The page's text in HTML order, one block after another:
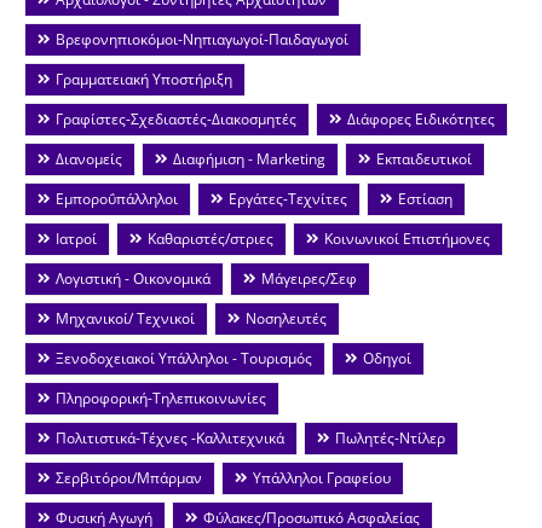
Βρεφονηπιοκόμοι-Νηπιαγωγοί-Παιδαγωγοί
Γραμματειακή Υποστήριξη
Γραφίστες-Σχεδιαστές-Διακοσμητές
Διάφορες Ειδικότητες
Διανομείς
Διαφήμιση - Marketing
Εκπαιδευτικοί
Εμποροΰπάλληλοι
Εργάτες-Τεχνίτες
Εστίαση
Ιατροί
Καθαριστές/στριες
Κοινωνικοί Επιστήμονες
Λογιστική - Οικονομικά
Μάγειρες/Σεφ
Μηχανικοί/ Τεχνικοί
Νοσηλευτές
Ξενοδοχειακοί Υπάλληλοι - Τουρισμός
Οδηγοί
Πληροφορική-Τηλεπικοινωνίες
Πολιτιστικά-Τέχνες -Καλλιτεχνικά
Πωλητές-Ντίλερ
Σερβιτόροι/Μπάρμαν
Υπάλληλοι Γραφείου
Φυσική Αγωγή
Φύλακες/Προσωπικό Ασφαλείας